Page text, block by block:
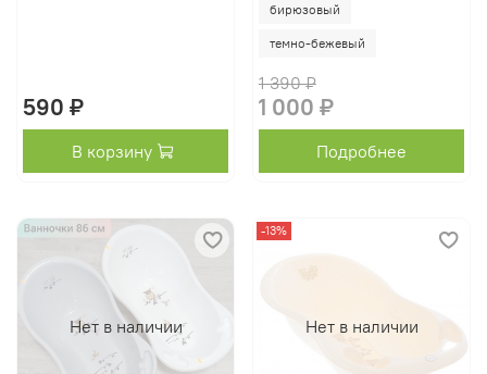
590 ₽
В корзину
бирюзовый
темно-бежевый
1 390 ₽
1 000 ₽
Подробнее
Нет в наличии Нет в наличии
-13%